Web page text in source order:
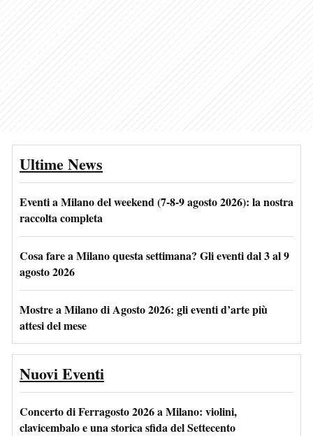
Ultime News
Eventi a Milano del weekend (7-8-9 agosto 2026): la nostra
raccolta completa
Cosa fare a Milano questa settimana? Gli eventi dal 3 al 9
agosto 2026
Mostre a Milano di Agosto 2026: gli eventi d’arte più
attesi del mese
Nuovi Eventi
Concerto di Ferragosto 2026 a Milano: violini,
clavicembalo e una storica sfida del Settecento